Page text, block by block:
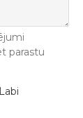
parastu
Labi